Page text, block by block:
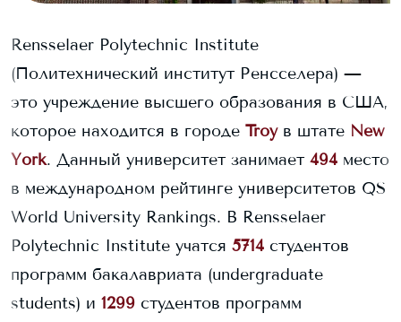
Rensselaer Polytechnic Institute
(Политехнический институт Ренсселера) —
это учреждение высшего образования в США,
которое находится в городе Troy в штате New
York. Данный университет занимает 494 место
в международном рейтинге университетов QS
World University Rankings. В Rensselaer
Polytechnic Institute учатся 5714 студентов
программ бакалавриата (undergraduate
students) и 1299 студентов программ